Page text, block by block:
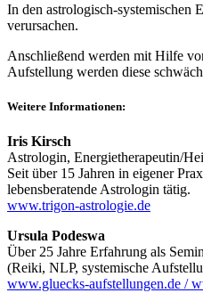
In den astrologisch-systemischen
verursachen.
Anschließend werden mit Hilfe
Aufstellung werden diese
Weitere Informationen:
Iris Kirsch
Astrologin, Energietherapeutin/
Seit über 15 Jahren in eigener
lebensberatende Astrologin tätig.
www.trigon-astrologie.de
Ursula Podeswa
Über 25 Jahre Erfahrung als
(Reiki, NLP, systemische
www.gluecks-aufstellungen.de /